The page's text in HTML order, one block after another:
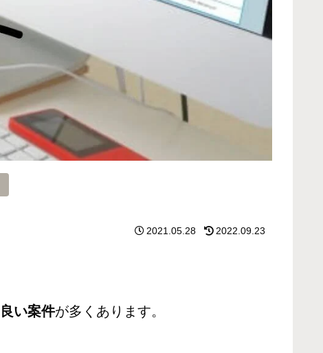
2021.05.28 2022.09.23
良い案件が多くあります。